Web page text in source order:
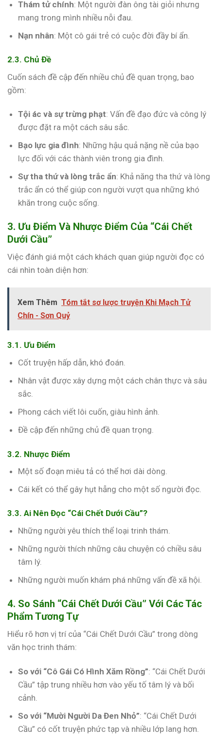
Thám tử chính: Một người đàn ông tài giỏi nhưng
mang trong mình nhiều nỗi đau.
Nạn nhân: Một cô gái trẻ có cuộc đời đầy bí ẩn.
2.3. Chủ Đề
Cuốn sách đề cập đến nhiều chủ đề quan trọng, bao
gồm:
Tội ác và sự trừng phạt: Vấn đề đạo đức và công lý
được đặt ra một cách sâu sắc.
Bạo lực gia đình: Những hậu quả nặng nề của bạo
lực đối với các thành viên trong gia đình.
Sự tha thứ và lòng trắc ẩn: Khả năng tha thứ và lòng
trắc ẩn có thể giúp con người vượt qua những khó
khăn trong cuộc sống.
3. Ưu Điểm Và Nhược Điểm Của “Cái Chết
Dưới Cầu”
Việc đánh giá một cách khách quan giúp người đọc có
cái nhìn toàn diện hơn:
Xem Thêm Tóm tắt sơ lược truyện Khi Mạch Tử
Chín - Sơn Quỷ
3.1. Ưu Điểm
Cốt truyện hấp dẫn, khó đoán.
Nhân vật được xây dựng một cách chân thực và sâu
sắc.
Phong cách viết lôi cuốn, giàu hình ảnh.
Đề cập đến những chủ đề quan trọng.
3.2. Nhược Điểm
Một số đoạn miêu tả có thể hơi dài dòng.
Cái kết có thể gây hụt hẫng cho một số người đọc.
3.3. Ai Nên Đọc “Cái Chết Dưới Cầu”?
Những người yêu thích thể loại trinh thám.
Những người thích những câu chuyện có chiều sâu
tâm lý.
Những người muốn khám phá những vấn đề xã hội.
4. So Sánh “Cái Chết Dưới Cầu” Với Các Tác
Phẩm Tương Tự
Hiểu rõ hơn vị trí của “Cái Chết Dưới Cầu” trong dòng
văn học trinh thám:
So với “Cô Gái Có Hình Xăm Rồng”: “Cái Chết Dưới
Cầu” tập trung nhiều hơn vào yếu tố tâm lý và bối
cảnh.
So với “Mười Người Da Đen Nhỏ”: “Cái Chết Dưới
Cầu” có cốt truyện phức tạp và nhiều lớp lang hơn.